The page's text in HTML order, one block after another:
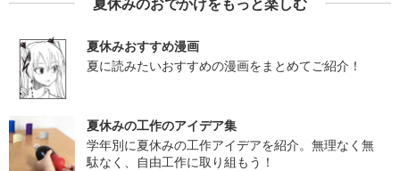
夏休みおすすめ漫画
夏に読みたいおすすめの漫画をまとめてご紹介！
夏休みの工作のアイデア集
学年別に夏休みの工作アイデアを紹介。無理なく無
駄なく、自由工作に取り組もう！